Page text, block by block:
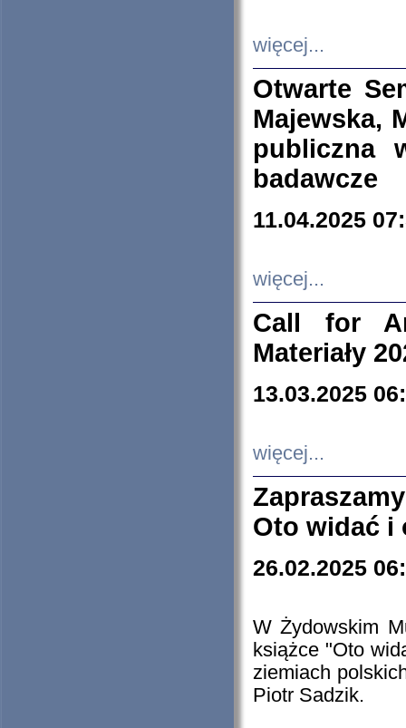
więcej...
Otwarte
Majewska,
publiczna
badawcze
11.04.2025
więcej...
Call for
Materiały
13.03.2025
więcej...
Oto widać i
26.02.2025
W Żydowskim
książce "Oto
ziemiach
Piotr Sadzik.